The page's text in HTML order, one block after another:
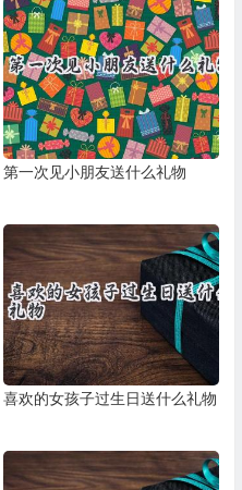
第一次见小朋友送什么礼物
喜欢的女孩子过生日送什么礼物